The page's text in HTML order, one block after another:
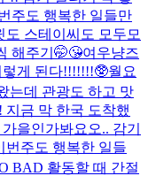
주도 행복한 일들만
도 스테이씨도 모두모
해주기🤭😘여우냥즈
렇게 된다!!!!!!!🥸월요
는데 관광도 하고 맛
지금 막 한국 도착했
을인가봐요오.. 감기
번주도 행복한 일들
BAD 활동할 때 간절